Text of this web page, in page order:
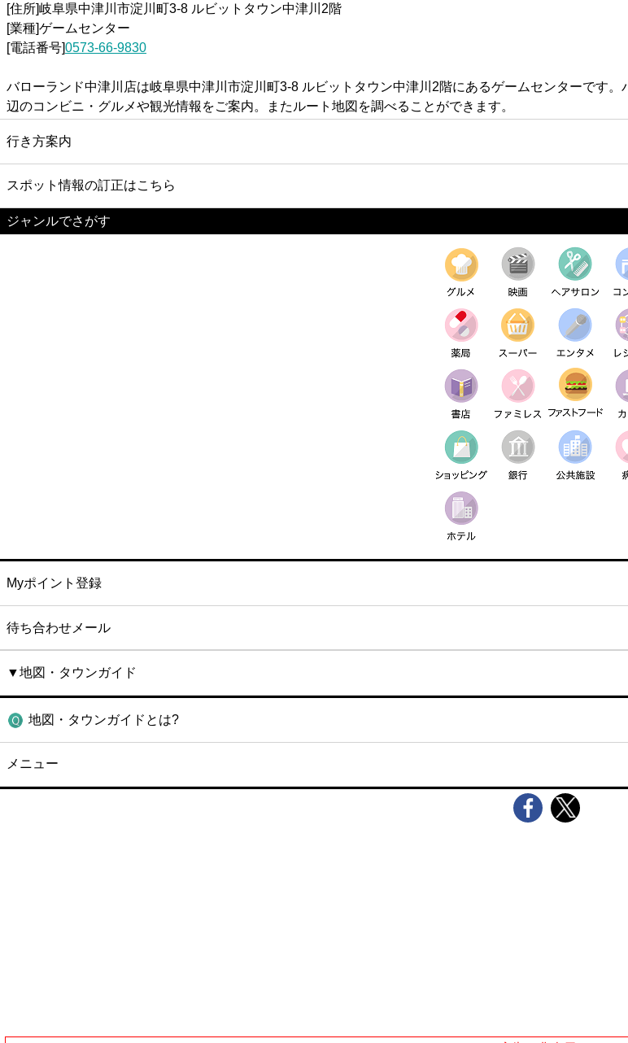
[住所]岐阜県中津川市淀川町3-8 ルビットタウン中津川2階
[業種]ゲームセンター
[電話番号]0573-66-9830
バローランド中津川店は岐阜県中津川市淀川町3-8 ルビットタウン中津川2階にあるゲームセンターです
辺のコンビニ・グルメや観光情報をご案内。またルート地図を調べることができます。
行き方案内
スポット情報の訂正はこちら
ジャンルでさがす
Myポイント登録
待ち合わせメール
▼地図・タウンガイド
地図・タウンガイドとは?
メニュー